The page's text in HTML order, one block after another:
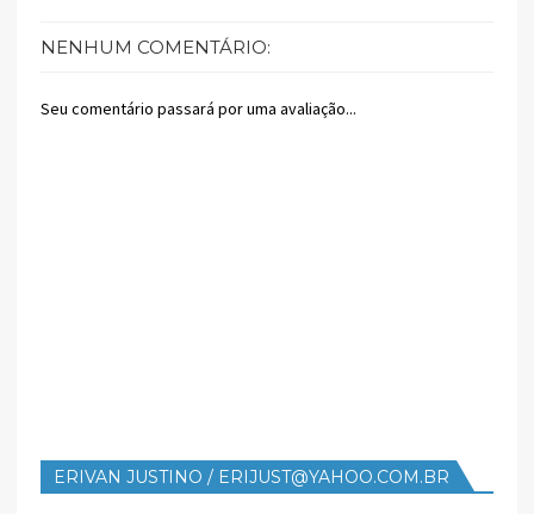
NENHUM COMENTÁRIO:
Seu comentário passará por uma avaliação...
ERIVAN JUSTINO / ERIJUST@YAHOO.COM.BR